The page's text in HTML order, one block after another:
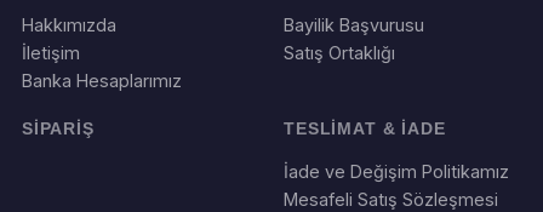
Hakkımızda
İletişim
Banka Hesaplarımız
Bayilik Başvurusu
Satış Ortaklığı
SİPARİŞ TESLİMAT & İADE
İade ve Değişim Politikamız
Mesafeli Satış Sözleşmesi